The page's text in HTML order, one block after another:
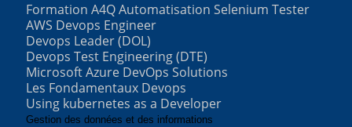
Formation A4Q Automatisation Selenium Tester
AWS Devops Engineer
Devops Leader (DOL)
Devops Test Engineering (DTE)
Microsoft Azure DevOps Solutions
Les Fondamentaux Devops
Using kubernetes as a Developer
Gestion des données et des informations